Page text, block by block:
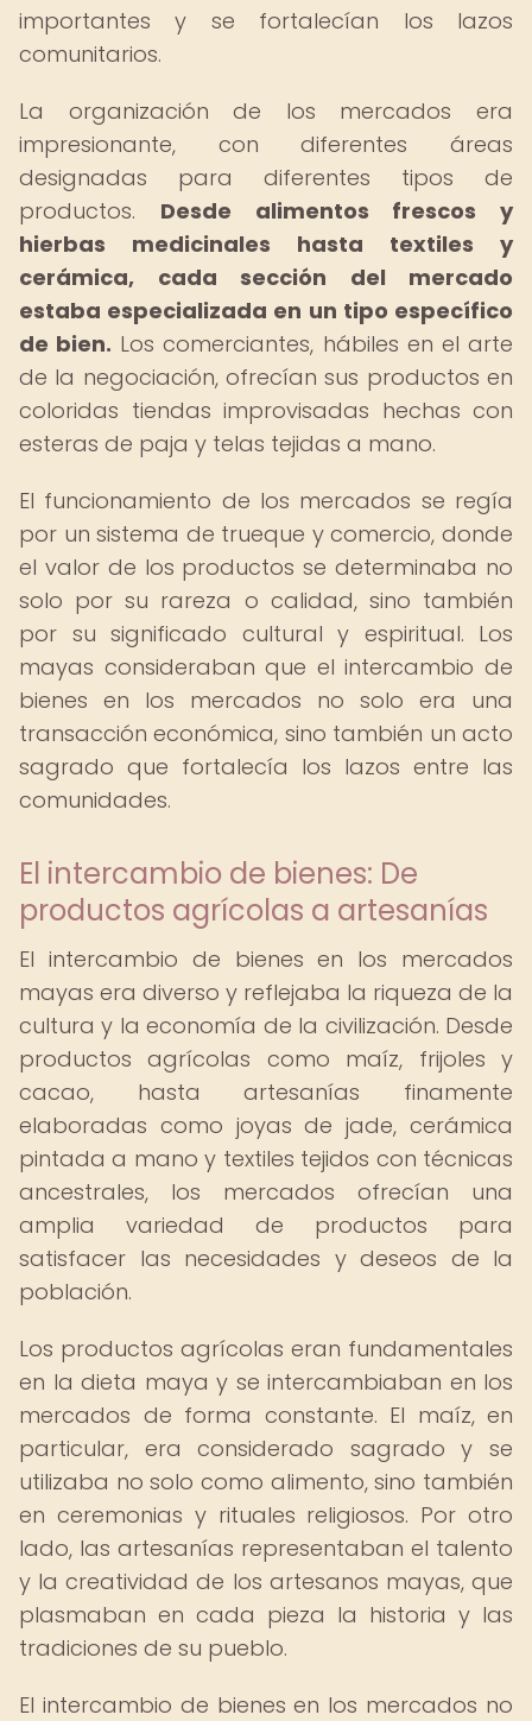
importantes y se fortalecían los lazos
comunitarios.
La organización de los mercados era
impresionante, con diferentes áreas
designadas para diferentes tipos de
productos. Desde alimentos frescos y
hierbas medicinales hasta textiles y
cerámica, cada sección del mercado
estaba especializada en un tipo específico
de bien. Los comerciantes, hábiles en el arte
de la negociación, ofrecían sus productos en
coloridas tiendas improvisadas hechas con
esteras de paja y telas tejidas a mano.
El funcionamiento de los mercados se regía
por un sistema de trueque y comercio, donde
el valor de los productos se determinaba no
solo por su rareza o calidad, sino también
por su significado cultural y espiritual. Los
mayas consideraban que el intercambio de
bienes en los mercados no solo era una
transacción económica, sino también un acto
sagrado que fortalecía los lazos entre las
comunidades.
El intercambio de bienes: De
productos agrícolas a artesanías
El intercambio de bienes en los mercados
mayas era diverso y reflejaba la riqueza de la
cultura y la economía de la civilización. Desde
productos agrícolas como maíz, frijoles y
cacao, hasta artesanías finamente
elaboradas como joyas de jade, cerámica
pintada a mano y textiles tejidos con técnicas
ancestrales, los mercados ofrecían una
amplia variedad de productos para
satisfacer las necesidades y deseos de la
población.
Los productos agrícolas eran fundamentales
en la dieta maya y se intercambiaban en los
mercados de forma constante. El maíz, en
particular, era considerado sagrado y se
utilizaba no solo como alimento, sino también
en ceremonias y rituales religiosos. Por otro
lado, las artesanías representaban el talento
y la creatividad de los artesanos mayas, que
plasmaban en cada pieza la historia y las
tradiciones de su pueblo.
El intercambio de bienes en los mercados no